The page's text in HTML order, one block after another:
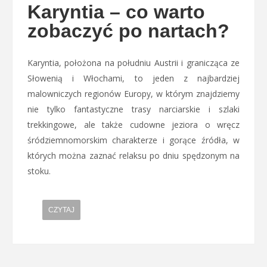
Karyntia – co warto
zobaczyć po nartach?
Karyntia, położona na południu Austrii i granicząca ze
Słowenią i Włochami, to jeden z najbardziej
malowniczych regionów Europy, w którym znajdziemy
nie tylko fantastyczne trasy narciarskie i szlaki
trekkingowe, ale także cudowne jeziora o wręcz
śródziemnomorskim charakterze i gorące źródła, w
których można zaznać relaksu po dniu spędzonym na
stoku.
CZYTAJ